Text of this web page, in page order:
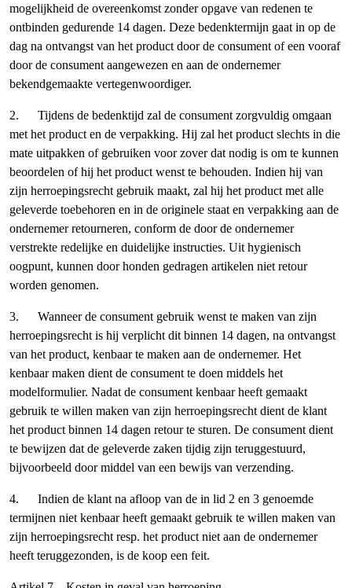
mogelijkheid de overeenkomst zonder opgave van redenen te
ontbinden gedurende 14 dagen. Deze bedenktermijn gaat in op de
dag na ontvangst van het product door de consument of een vooraf
door de consument aangewezen en aan de ondernemer
bekendgemaakte vertegenwoordiger.
2. Tijdens de bedenktijd zal de consument zorgvuldig omgaan
met het product en de verpakking. Hij zal het product slechts in die
mate uitpakken of gebruiken voor zover dat nodig is om te kunnen
beoordelen of hij het product wenst te behouden. Indien hij van
zijn herroepingsrecht gebruik maakt, zal hij het product met alle
geleverde toebehoren en in de originele staat en verpakking aan de
ondernemer retourneren, conform de door de ondernemer
verstrekte redelijke en duidelijke instructies. Uit hygienisch
oogpunt, kunnen door honden gedragen artikelen niet retour
worden genomen.
3. Wanneer de consument gebruik wenst te maken van zijn
herroepingsrecht is hij verplicht dit binnen 14 dagen, na ontvangst
van het product, kenbaar te maken aan de ondernemer. Het
kenbaar maken dient de consument te doen middels het
modelformulier. Nadat de consument kenbaar heeft gemaakt
gebruik te willen maken van zijn herroepingsrecht dient de klant
het product binnen 14 dagen retour te sturen. De consument dient
te bewijzen dat de geleverde zaken tijdig zijn teruggestuurd,
bijvoorbeeld door middel van een bewijs van verzending.
4. Indien de klant na afloop van de in lid 2 en 3 genoemde
termijnen niet kenbaar heeft gemaakt gebruik te willen maken van
zijn herroepingsrecht resp. het product niet aan de ondernemer
heeft teruggezonden, is de koop een feit.